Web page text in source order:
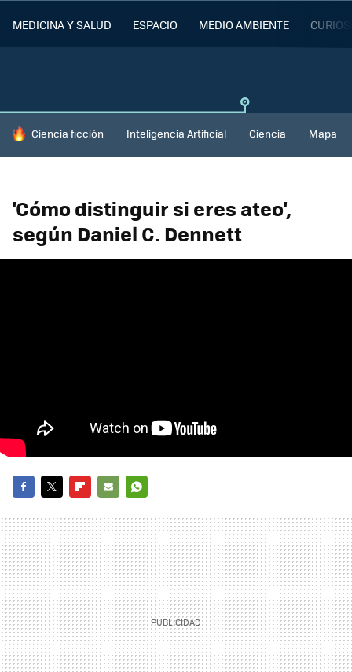
MEDICINA Y SALUD ESPACIO MEDIO AMBIENTE
HOY SE HABLA DE
Ciencia ficción Inteligencia Artificial Ciencia Mapa
'Cómo distinguir si eres ateo',
según Daniel C. Dennett
MAIL